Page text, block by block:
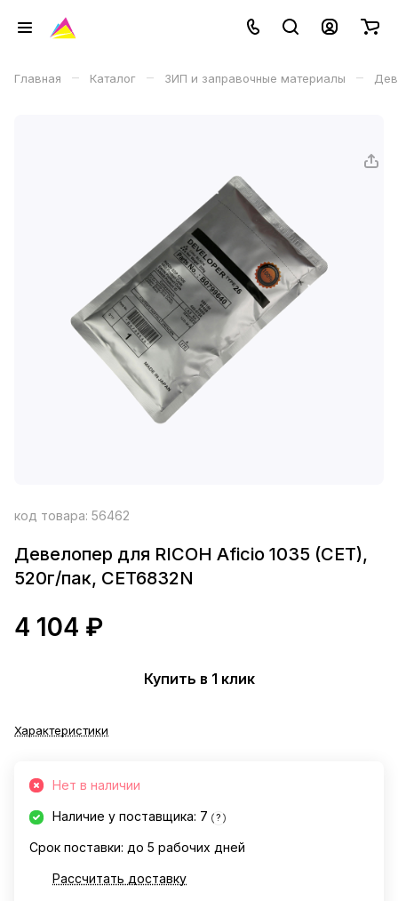
Главная – Каталог – ЗИП и заправочные материалы –
код товара: 56462
Девелопер для RICOH Aficio 1035 (CET),
520г/пак, CET6832N
4 104 ₽
Купить в 1 клик
Характеристики
Нет в наличии
Наличие у поставщика: 7 ?
Срок поставки: до 5 рабочих дней
Рассчитать доставку